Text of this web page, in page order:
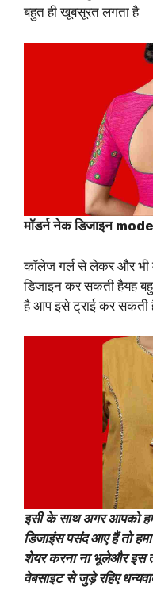
बहुत ही खूबसूरत लगता है
मॉडर्न नेक डिजाइन
कॉलेज गर्ल से लेकर और भी
डिजाइन कर सकती हैयह
है आप इसे ट्राई कर सकती
इसी के साथ अगर आपको
डिजाइंस पसंद आए हैं तो
शेयर करना ना भूलेऔर इस
वेबसाइट से जुड़े रहिए